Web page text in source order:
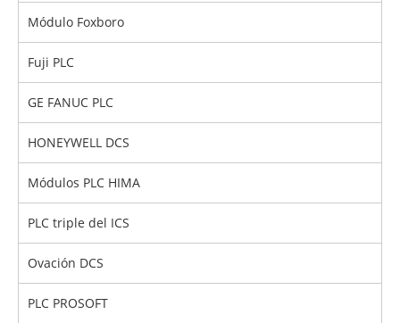
Módulo Foxboro
Fuji PLC
GE FANUC PLC
HONEYWELL DCS
Módulos PLC HIMA
PLC triple del ICS
Ovación DCS
PLC PROSOFT